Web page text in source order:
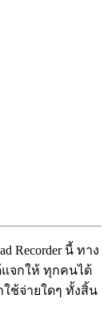
Recorder นี้ ทาง
แจกให้ ทุกคนได้
ช้จ่ายใดๆ ทั้งสิ้น